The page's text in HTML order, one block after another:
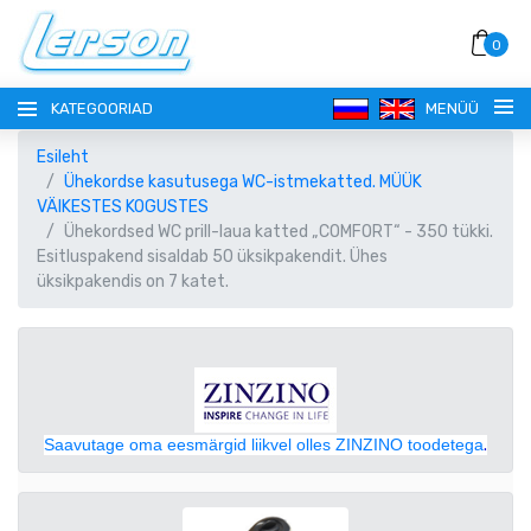
0
KATEGOORIAD MENÜÜ
ENGLISH
AUD AUSTRAALIA DOLLAR
SISENE!
Esileht
Ühekordse kasutusega WC-istmekatted. MÜÜK
VÄIKESTES KOGUSTES
Ühekordsed WC prill-laua katted „COMFORT“ - 350 tükki.
Esitluspakend sisaldab 50 üksikpakendit. Ühes
üksikpakendis on 7 katet.
Saavutage oma eesmärgid liikvel olles ZINZINO toodetega.